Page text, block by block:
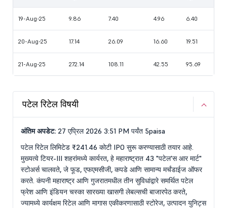
19-Aug-25 9.86 7.40 4.96 6.40
20-Aug-25 17.14 26.09 16.60 19.51
21-Aug-25 272.14 108.11 42.55 95.69
पटेल रिटेल विषयी
अंतिम अपडेट: 27 एप्रिल 2026 3:51 PM पर्यंत 5paisa
पटेल रिटेल लिमिटेड ₹241.46 कोटी IPO सुरू करण्यासाठी तयार आहे.
मुख्यत्वे टियर-III शहरांमध्ये कार्यरत, हे महाराष्ट्रात 43 "पटेल'स आर मार्ट"
स्टोअर्स चालवते, जे फूड, एफएमसीजी, कपडे आणि सामान्य मर्चंडाईज ऑफर
करते. कंपनी महाराष्ट्र आणि गुजरातमधील तीन सुविधांद्वारे समर्थित पटेल
फ्रेश आणि इंडियन चस्का सारख्या खासगी लेबल्सची बाजारपेठ करते,
ज्यामध्ये कार्यक्षम रिटेल आणि मागास एकीकरणासाठी स्टोरेज, उत्पादन युनिट्स